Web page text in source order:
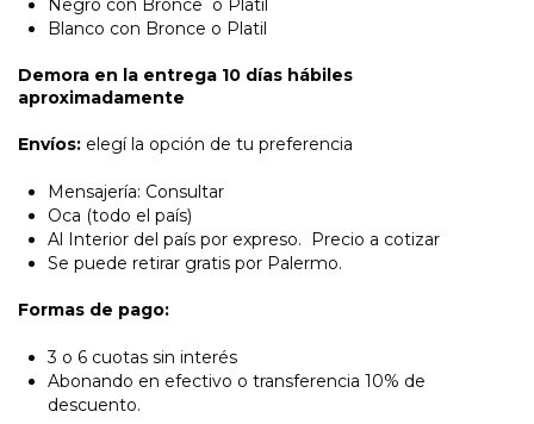
Blanco con Bronce o Platil
Demora en la entrega 10 días hábiles
aproximadamente
Envíos: elegí la opción de tu preferencia
Mensajería: Consultar
Oca (todo el país)
Al Interior del país por expreso. Precio a cotizar
Se puede retirar gratis por Palermo.
Formas de pago:
3 o 6 cuotas sin interés
Abonando en efectivo o transferencia 10% de
descuento.